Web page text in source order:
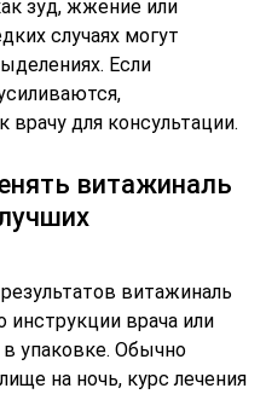
зуд, жжение или
случаях могут
Если
врачу для консультации.
витажиналь
витажиналь
инструкции врача или
упаковке. Обычно
на ночь, курс лечения